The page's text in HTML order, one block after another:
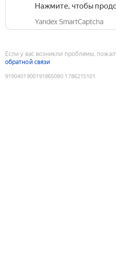
Нажмите, чтобы
Yandex SmartCaptcha
Если у вас возникли проблемы,
обратной связи
9190401900191865080:1786215101